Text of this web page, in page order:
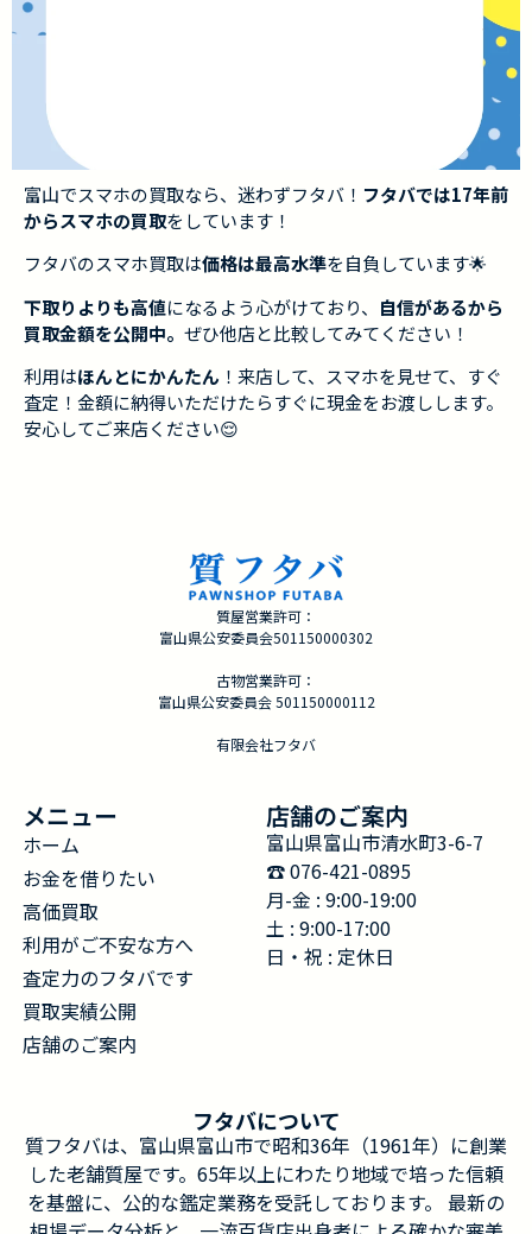
富山でスマホの買取なら、迷わずフタバ！ フタバでは17年前
からスマホの買取をしています！
フタバのスマホ買取は価格は最高水準を自負しています🌟
下取りよりも高値になるよう心がけており、 自信があるから
買取金額を公開中。 ぜひ他店と比較してみてください！
利用はほんとにかんたん ！来店して、スマホを見せて、すぐ
査定！金額に納得いただけたらすぐに現金をお渡しします。
安心してご来店ください😌
質屋営業許可：
富山県公安委員会501150000302
古物営業許可：
富山県公安委員会 501150000112
有限会社フタバ
メニュー
ホーム
お金を借りたい
高価買取
利用がご不安な方へ
査定力のフタバです
買取実績公開
店舗のご案内
店舗のご案内
富山県富山市清水町3-6-7
☎︎ 076-421-0895
月-金 : 9:00-19:00
土 : 9:00-17:00
日・祝 : 定休日
フタバについて
質フタバは、富山県富山市で昭和36年（1961年）に創業
した老舗質屋です。65年以上にわたり地域で培った信頼
を基盤に、公的な鑑定業務を受託しております。 最新の